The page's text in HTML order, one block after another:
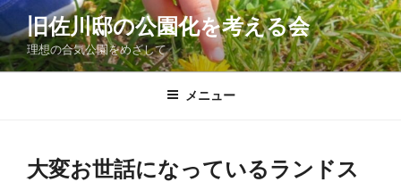
コ
ン
テ
ン
旧佐川邸の公園化を考える会
理想の合気公園をめざして
メニュー
大変お世話になっているランドス